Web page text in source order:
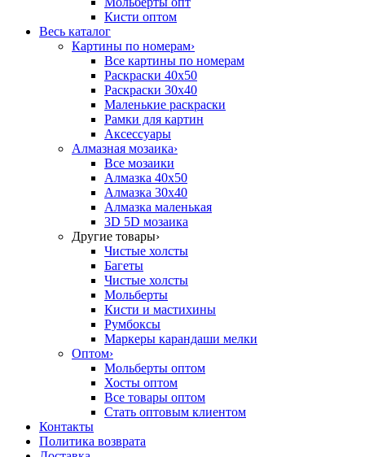
Кисти оптом
Весь каталог
Картины по номерам›
Все картины по номерам
Раскраски 40х50
Раскраски 30х40
Маленькие раскраски
Рамки для картин
Аксессуары
Алмазная мозаика›
Все мозаики
Алмазка 40х50
Алмазка 30х40
Алмазка маленькая
3D 5D мозаика
Другие товары›
Чистые холсты
Багеты
Чистые холсты
Мольберты
Кисти и мастихины
Румбоксы
Маркеры карандаши мелки
Оптом›
Мольберты оптом
Хосты оптом
Все товары оптом
Стать оптовым клиентом
Контакты
Политика возврата